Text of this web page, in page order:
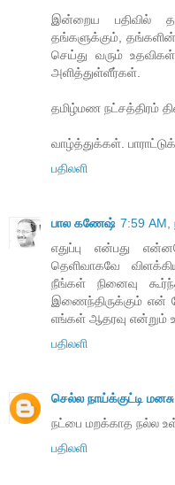
இன்றைய பதிவில்
தங்களுக்கும்,
செய்து வரும்
அளித்துள்ளீர்கள்.
தமிழ்மண நட்சத்திரம்
வாழ்த்துக்கள்.
பதிலளி
பால கணேஷ் 7:59 AM,
எதுப்பு என்பது
தெளிவாகவே
நீங்கள் நினைவு
இணைந்திருக்கும் என்
எங்கள் ஆதரவு என்றும்
பதிலளி
செல்ல நாய்க்குட்டி மனசு
நட்பை மறக்காத நல்ல
பதிலளி